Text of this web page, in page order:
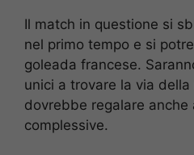
Il match in questione si
nel primo tempo e si
goleada francese.
unici a trovare la via
dovrebbe regalare anche
complessive.